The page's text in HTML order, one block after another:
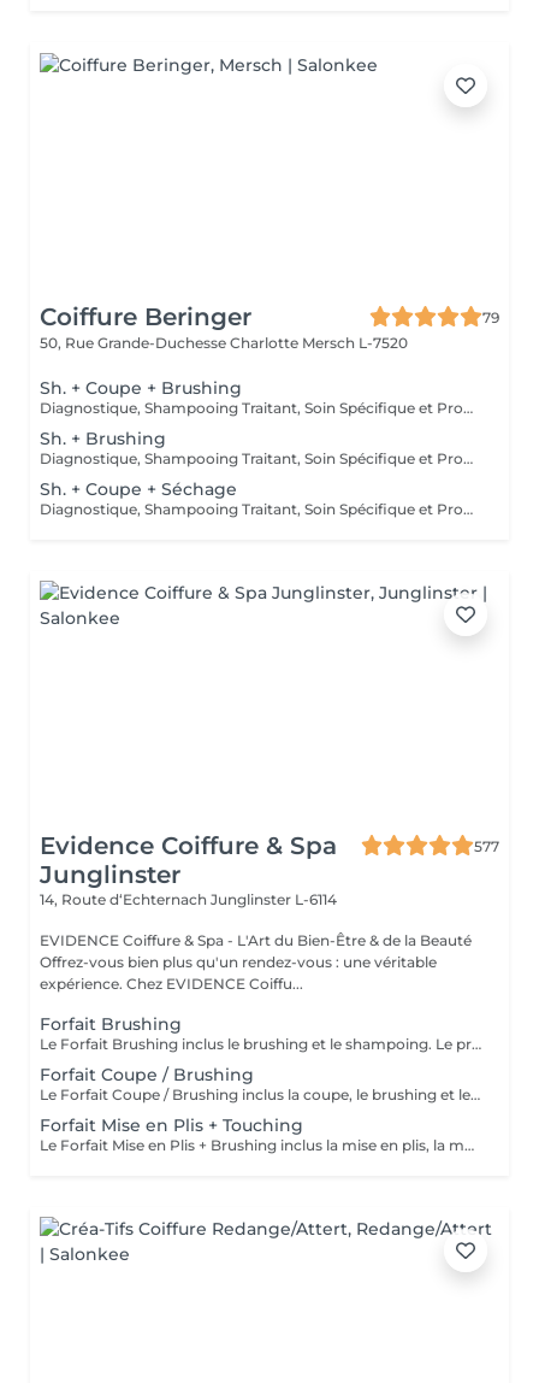
Coiffure Beringer
79
50, Rue Grande-Duchesse Charlotte Mersch L-7520
Sh. + Coupe + Brushing
Diagnostique, Shampooing Traitant, Soin Spécifique et Produits Coiffants inclus
Sh. + Brushing
Diagnostique, Shampooing Traitant, Soin Spécifique et Produits Coiffants inclus
Sh. + Coupe + Séchage
Diagnostique, Shampooing Traitant, Soin Spécifique et Produits Coiffants inclus
Evidence Coiffure & Spa
Junglinster
577
14, Route d‘Echternach Junglinster L-6114
EVIDENCE Coiffure & Spa - L'Art du Bien-Être & de la Beauté
Offrez-vous bien plus qu'un rendez-vous : une véritable
expérience. Chez EVIDENCE Coiffu...
Forfait Brushing
Le Forfait Brushing inclus le brushing et le shampoing. Le prix pourra varier en fonction de la longueur des cheveux. Pour tout renseignement complémentaire, n'hésitez pas à nous appeler.
Forfait Coupe / Brushing
Le Forfait Coupe / Brushing inclus la coupe, le brushing et le shampoing. Le prix pourra varier en fonction de la longueur des cheveux. Pour tout renseignement complémentaire, n'hésitez pas à nous appeler.
Forfait Mise en Plis + Touching
Le Forfait Mise en Plis + Brushing inclus la mise en plis, la mousse et le shampoing. Le prix pourra varier en fonction de la longueur des cheveux. Pour tout renseignement complémentaire, n'hésitez pas à nous appeler.